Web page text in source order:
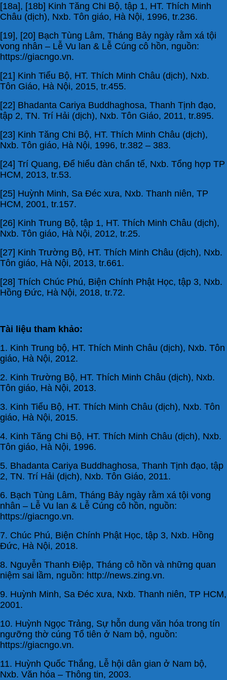
[18a], [18b] Kinh Tăng Chi Bộ, tập 1, HT. Thích Minh
Châu (dịch), Nxb. Tôn giáo, Hà Nội, 1996, tr.236.
[19], [20] Bạch Tùng Lâm, Tháng Bảy ngày rằm xá tội
vong nhân – Lễ Vu lan & Lễ Cúng cô hồn, nguồn:
https://giacngo.vn.
[21] Kinh Tiểu Bộ, HT. Thích Minh Châu (dịch), Nxb.
Tôn Giáo, Hà Nội, 2015, tr.455.
[22] Bhadanta Cariya Buddhaghosa, Thanh Tịnh đạo,
tập 2, TN. Trí Hải (dịch), Nxb. Tôn Giáo, 2011, tr.895.
[23] Kinh Tăng Chi Bộ, HT. Thích Minh Châu (dịch),
Nxb. Tôn giáo, Hà Nội, 1996, tr.382 – 383.
[24] Trí Quang, Để hiểu đàn chẩn tế, Nxb. Tổng hợp TP
HCM, 2013, tr.53.
[25] Huỳnh Minh, Sa Đéc xưa, Nxb. Thanh niên, TP
HCM, 2001, tr.157.
[26] Kinh Trung Bộ, tập 1, HT. Thích Minh Châu (dịch),
Nxb. Tôn giáo, Hà Nội, 2012, tr.25.
[27] Kinh Trường Bộ, HT. Thích Minh Châu (dịch), Nxb.
Tôn giáo, Hà Nội, 2013, tr.661.
[28] Thích Chúc Phú, Biện Chính Phật Học, tập 3, Nxb.
Hồng Đức, Hà Nội, 2018, tr.72.
Tài liệu tham khảo:
1. Kinh Trung bộ, HT. Thích Minh Châu (dịch), Nxb. Tôn
giáo, Hà Nội, 2012.
2. Kinh Trường Bộ, HT. Thích Minh Châu (dịch), Nxb.
Tôn giáo, Hà Nội, 2013.
3. Kinh Tiểu Bộ, HT. Thích Minh Châu (dịch), Nxb. Tôn
giáo, Hà Nội, 2015.
4. Kinh Tăng Chi Bộ, HT. Thích Minh Châu (dịch), Nxb.
Tôn giáo, Hà Nội, 1996.
5. Bhadanta Cariya Buddhaghosa, Thanh Tịnh đạo, tập
2, TN. Trí Hải (dịch), Nxb. Tôn Giáo, 2011.
6. Bạch Tùng Lâm, Tháng Bảy ngày rằm xá tội vong
nhân – Lễ Vu lan & Lễ Cúng cô hồn, nguồn:
https://giacngo.vn.
7. Chúc Phú, Biện Chính Phật Học, tập 3, Nxb. Hồng
Đức, Hà Nội, 2018.
8. Nguyễn Thanh Điệp, Tháng cô hồn và những quan
niệm sai lầm, nguồn: http://news.zing.vn.
9. Huỳnh Minh, Sa Đéc xưa, Nxb. Thanh niên, TP HCM,
2001.
10. Huỳnh Ngọc Trảng, Sự hỗn dung văn hóa trong tín
ngưỡng thờ cúng Tổ tiên ở Nam bộ, nguồn:
https://giacngo.vn.
11. Huỳnh Quốc Thắng, Lễ hội dân gian ở Nam bộ,
Nxb. Văn hóa – Thông tin, 2003.